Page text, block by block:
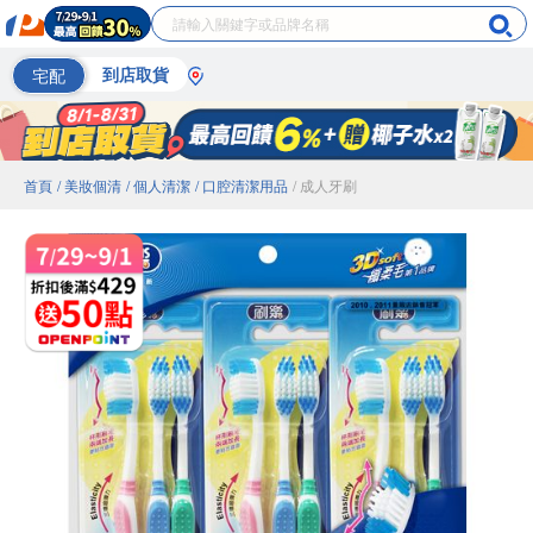
宅配 到店取貨
首頁 / 美妝個清 / 個人清潔 / 口腔清潔用品 / 成人牙刷